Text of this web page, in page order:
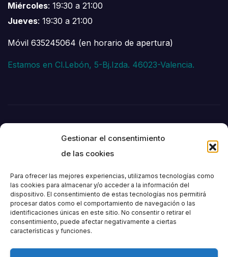
Gestionar el consentimiento
de las cookies
Para ofrecer las mejores experiencias, utilizamos tecnologías como
las cookies para almacenar y/o acceder a la información del
dispositivo. El consentimiento de estas tecnologías nos permitirá
procesar datos como el comportamiento de navegación o las
identificaciones únicas en este sitio. No consentir o retirar el
consentimiento, puede afectar negativamente a ciertas
características y funciones.
Miércoles: 19:30 a 21:00
Jueves: 19:30 a 21:00
Móvil 635245064 (en horario de apertura)
Estamos en Cl.Lebón, 5-Bj.Izda. 46023-Valencia.
Societat
Excursionista de